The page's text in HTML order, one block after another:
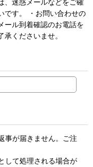
、迷惑メールなどをご確
です。 ・お問い合わせの
ール到着確認のお電話を
くださいませ。
事が届きません。ご注
して処理される場合が